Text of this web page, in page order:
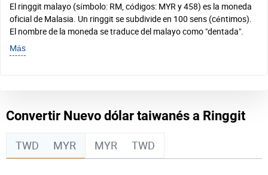
El ringgit malayo (símbolo: RM, códigos: MYR y 458) es la moneda
oficial de Malasia. Un ringgit se subdivide en 100 sens (céntimos).
El nombre de la moneda se traduce del malayo como "dentada".
Más
Convertir Nuevo dólar taiwanés a Ringgit
TWD MYR MYR TWD